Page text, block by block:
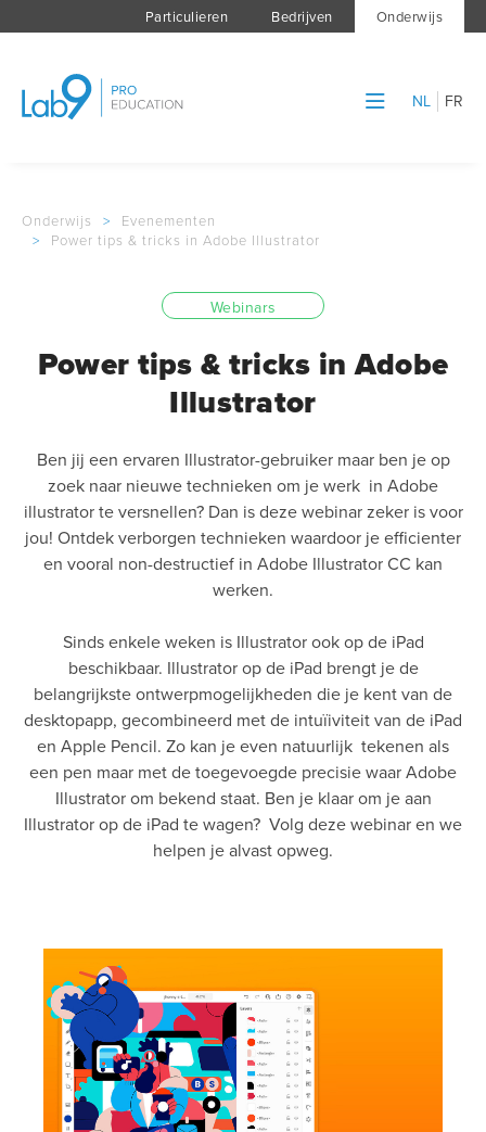
Particulieren Bedrijven Onderwijs
NL FR
Onderwijs >
Evenementen
>
Power tips & tricks in Adobe Illustrator
Webinars
Power tips & tricks in Adobe
Illustrator
Ben jij een ervaren Illustrator-gebruiker maar ben je op
zoek naar nieuwe technieken om je werk in Adobe
illustrator te versnellen? Dan is deze webinar zeker is voor
jou! Ontdek verborgen technieken waardoor je efficienter
en vooral non-destructief in Adobe Illustrator CC kan
werken.
Sinds enkele weken is Illustrator ook op de iPad
beschikbaar. Illustrator op de iPad brengt je de
belangrijkste ontwerpmogelijkheden die je kent van de
desktopapp, gecombineerd met de intuïiviteit van de iPad
en Apple Pencil. Zo kan je even natuurlijk tekenen als
een pen maar met de toegevoegde precisie waar Adobe
Illustrator om bekend staat. Ben je klaar om je aan
Illustrator op de iPad te wagen? Volg deze webinar en we
helpen je alvast opweg.